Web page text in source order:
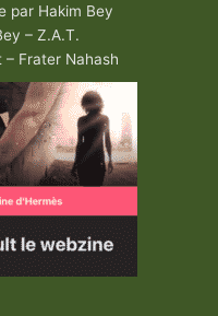
par Hakim Bey
– Z.A.T.
– Frater Nahash